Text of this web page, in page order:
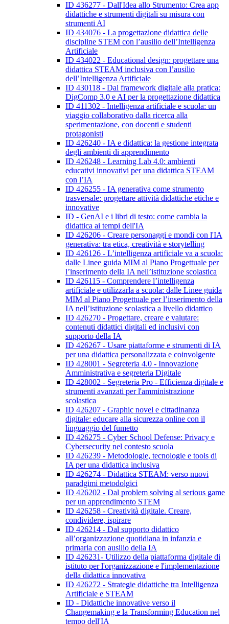
ID 436277 - Dall'Idea allo Strumento: Crea app
didattiche e strumenti digitali su misura con
strumenti AI
ID 434076 - La progettazione didattica delle
discipline STEM con l’ausilio dell’Intelligenza
Artificiale
ID 434022 - Educational design: progettare una
didattica STEAM inclusiva con l’ausilio
dell’Intelligenza Artificiale
ID 430118 - Dal framework digitale alla pratica:
DigComp 3.0 e AI per la progettazione didattica
ID 411302 - Intelligenza artificiale e scuola: un
viaggio collaborativo dalla ricerca alla
sperimentazione, con docenti e studenti
protagonisti
ID 426240 - IA e didattica: la gestione integrata
degli ambienti di apprendimento
ID 426248 - Learning Lab 4.0: ambienti
educativi innovativi per una didattica STEAM
con l’IA
ID 426255 - IA generativa come strumento
trasversale: progettare attività didattiche etiche e
innovative
ID - GenAI e i libri di testo: come cambia la
didattica ai tempi dell'IA
ID 426206 - Creare personaggi e mondi con l'IA
generativa: tra etica, creatività e storytelling
ID 426126 - L’intelligenza artificiale va a scuola:
dalle Linee guida MIM al Piano Progettuale per
l’inserimento della IA nell’istituzione scolastica
ID 426115 - Comprendere l’intelligenza
artificiale e utilizzarla a scuola: dalle Linee guida
MIM al Piano Progettuale per l’inserimento della
IA nell’istituzione scolastica a livello didattico
ID 426270 - Progettare, creare e valutare:
contenuti didattici digitali ed inclusivi con
supporto della IA
ID 426267 - Usare piattaforme e strumenti di IA
per una didattica personalizzata e coinvolgente
ID 428001 - Segreteria 4.0 - Innovazione
Amministrativa e segreteria Digitale
ID 428002 - Segreteria Pro - Efficienza digitale e
strumenti avanzati per l'amministrazione
scolastica
ID 426207 - Graphic novel e cittadinanza
digitale: educare alla sicurezza online con il
linguaggio del fumetto
ID 426275 - Cyber School Defense: Privacy e
Cybersecurity nel contesto scuola
ID 426239 - Metodologie, tecnologie e tools di
IA per una didattica inclusiva
ID 426274 - Didattica STEAM: verso nuovi
paradgimi metodolgici
ID 426202 - Dal problem solving al serious game
per un apprendimento STEM
ID 426258 - Creatività digitale. Creare,
condividere, ispirare
ID 426214 - Dal supporto didattico
all’organizzazione quotidiana in infanzia e
primaria con ausilio della IA
ID 426231- Utilizzo della piattaforma digitale di
istituto per l'organizzazione e l'implementazione
della didattica innovativa
ID 426272 - Strategie didattiche tra Intelligenza
Artificiale e STEAM
ID - Didattiche innovative verso il
Changemaking e la Transforming Education nel
tempo dell'IA